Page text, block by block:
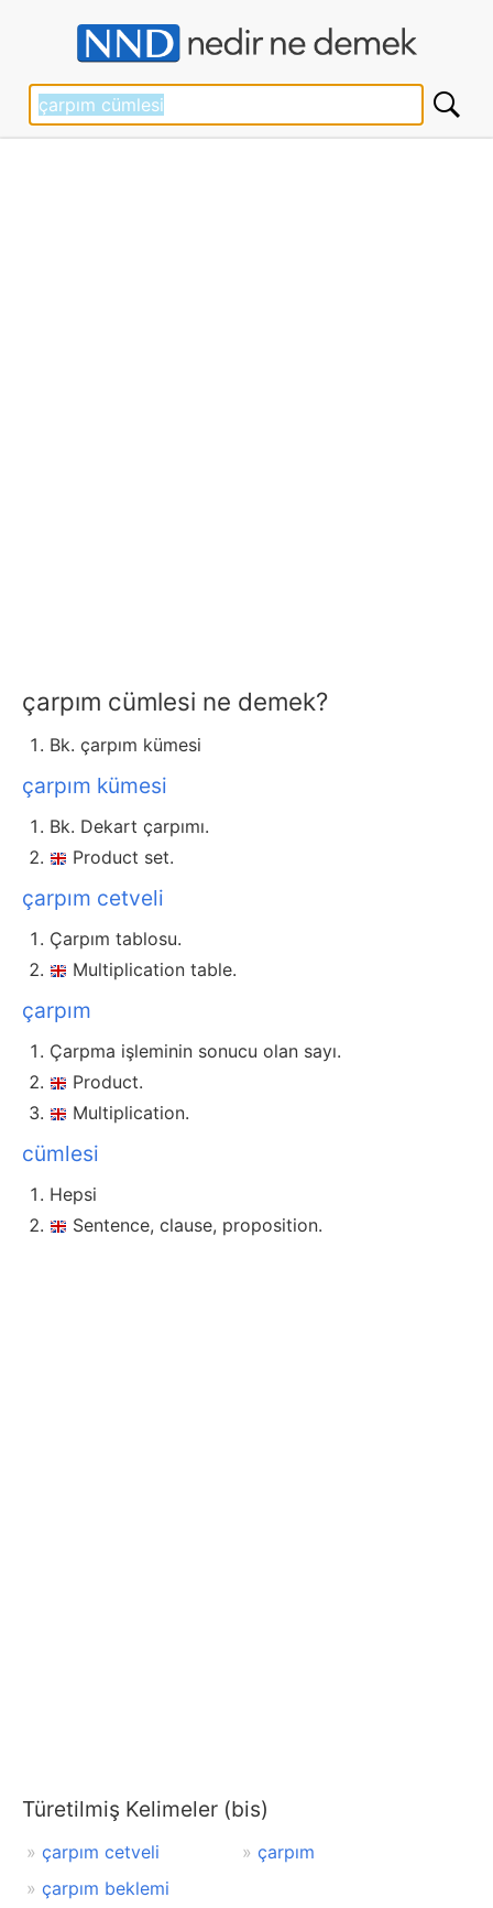
çarpım cümlesi ne demek?
Bk. çarpım kümesi
çarpım kümesi
Bk. Dekart çarpımı.
Product set.
çarpım cetveli
Çarpım tablosu.
Multiplication table.
çarpım
Çarpma işleminin sonucu olan sayı.
Product.
Multiplication.
cümlesi
Hepsi
Sentence, clause, proposition.
Türetilmiş Kelimeler (bis)
çarpım cetveli
çarpım
çarpım beklemi